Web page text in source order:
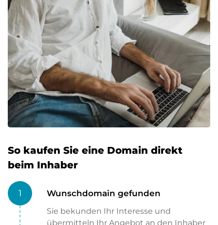
So kaufen Sie eine Domain direkt
beim Inhaber
1 Wunschdomain gefunden
Sie bekunden Ihr Interesse und
übermitteln Ihr Angebot an den Inhaber